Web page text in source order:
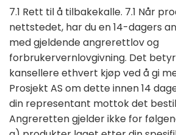
7.1 Rett til å tilbakekalle. 7.1 Når
nettstedet, har du en 14-dagers
med gjeldende angrerettlov og
forbrukervernlovgivning. Det
kansellere ethvert kjøp ved å gi
Prosjekt AS om dette innen 14
din representant mottok det
Angreretten gjelder ikke for